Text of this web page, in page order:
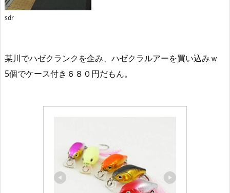
sdr
某川でハゼクランクを企み、ハゼクラルアーを買い込みｗ
5個でケース付き６８０円だもん。